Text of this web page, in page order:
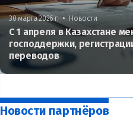
30 марта 2026 г. • Новости
С 1 апреля в Казахстане
господдержки,
переводов
Новости партнёров